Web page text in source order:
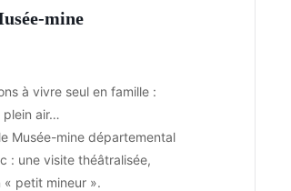
mine
à vivre seul en famille :
plein air…
Musée-mine départemental
: une visite théâtralisée,
« petit mineur ».